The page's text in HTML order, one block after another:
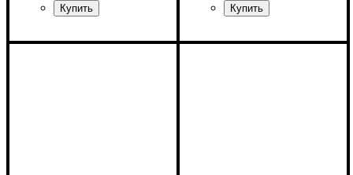
Ширина: 124 см
Ширина: 180 см